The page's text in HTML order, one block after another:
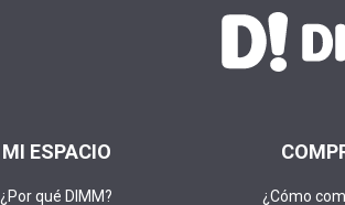
MI ESPACIO
¿Por qué DIMM? ¿Cómo